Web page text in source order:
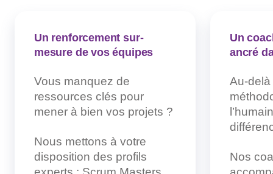
Un renforcement sur-
mesure de vos équipes
Vous manquez de
ressources clés pour
mener à bien vos projets ?
Nous mettons à votre
disposition des profils
Un
ancré
Au-
Nos